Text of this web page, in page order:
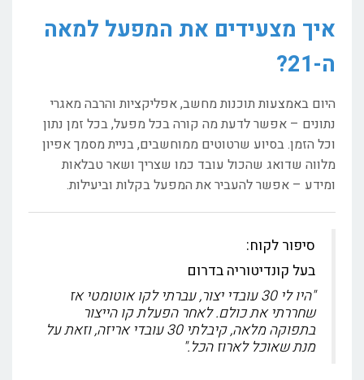
איך מצעידים את המפעל למאה
ה-21?
היום באמצעות תוכנות מחשב, אפליקציות והרבה מאגרי
נתונים – אפשר לדעת מה קורה בכל מפעל, בכל זמן נתון
וכל הזמן. בסיוע שרטוטים ממוחשבים, בניית מסמך אפיון
מלווה שדואג שהכול עובד כמו שצריך ושאר טבלאות
ומידע – אפשר להעביר את המפעל בקלות וביעילות.
סיפור לקוח:
בעל קונדיטוריה בדרום
"היו לי 30 עובדי יצור, עברתי לקו אוטומטי אז
שחררתי את כולם. לאחר הפעלת קו הייצור
בתפוקה מלאה, קיבלתי 30 עובדי אריזה, וזאת על
מנת שאוכל לארוז הכל."